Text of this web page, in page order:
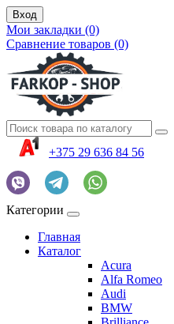
Вход
Мои закладки (0)
Сравнение товаров (0)
+375 29 636 84 56
Категории
Главная
Каталог
Acura
Alfa Romeo
Audi
BMW